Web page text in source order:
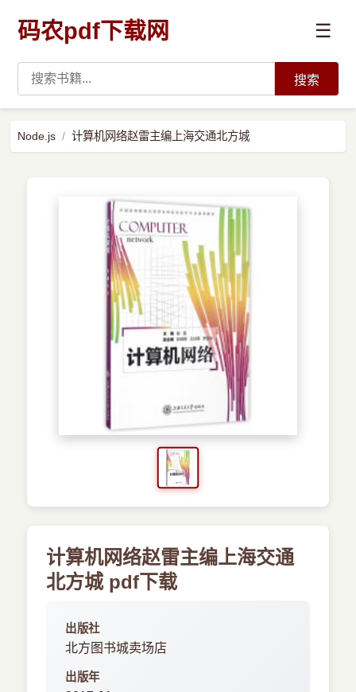
码农pdf下载网 ☰
预订书籍
搜索
Node.js 计算机网络赵雷主编上海交通北方城
计算机网络赵雷主编上海交通
北方城 pdf下载
出版社
北方图书城卖场店
出版年